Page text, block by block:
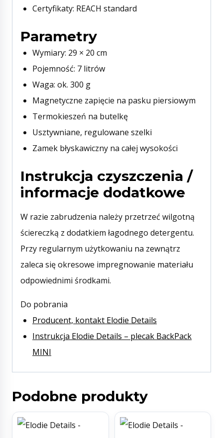
Certyfikaty: REACH standard
Parametry
Wymiary: 29 × 20 cm
Pojemność: 7 litrów
Waga: ok. 300 g
Magnetyczne zapięcie na pasku piersiowym
Termokieszeń na butelkę
Usztywniane, regulowane szelki
Zamek błyskawiczny na całej wysokości
Instrukcja czyszczenia /
informacje dodatkowe
W razie zabrudzenia należy przetrzeć wilgotną
ściereczką z dodatkiem łagodnego detergentu.
Przy regularnym użytkowaniu na zewnątrz
zaleca się okresowe impregnowanie materiału
odpowiednimi środkami.
Do pobrania
Producent, kontakt Elodie Details
Instrukcja Elodie Details – plecak BackPack
MINI
Podobne produkty